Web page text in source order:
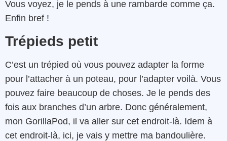
Vous voyez, je le pends à une rambarde comme ça.
Enfin bref !
Trépieds petit
C’est un trépied où vous pouvez adapter la forme
pour l’attacher à un poteau, pour l’adapter voilà. Vous
pouvez faire beaucoup de choses. Je le pends des
fois aux branches d’un arbre. Donc généralement,
mon GorillaPod, il va aller sur cet endroit-là. Idem à
cet endroit-là, ici, je vais y mettre ma bandoulière.